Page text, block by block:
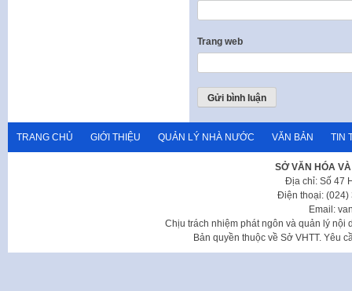
Trang web
TRANG CHỦ GIỚI THIỆU QUẢN LÝ NHÀ NƯỚC VĂN BẢN TIN
SỞ VĂN HÓA
Địa chỉ: Số 47
Điện thoại: (024)
Email:
Chịu trách nhiệm phát ngôn và quản lý nội
Bản quyền thuộc về Sở VHTT. Yêu